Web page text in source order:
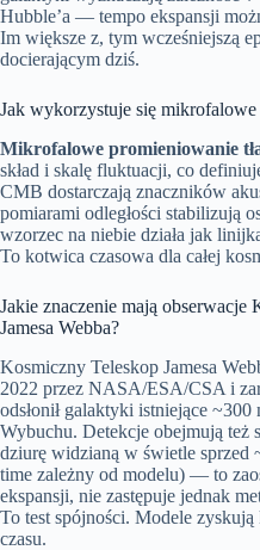
Hubble’a — tempo ekspansji
Im większe z, tym wcześniejszą
docierającym dziś.
Jak wykorzystuje się mikrofalowe
Mikrofalowe promieniowanie
skład i skalę fluktuacji, co
CMB dostarczają znaczników
pomiarami odległości stabilizują
wzorzec na niebie działa jak
To kotwica czasowa dla całej
Jakie znaczenie mają obserwacje
Jamesa Webba?
Kosmiczny Teleskop Jamesa
2022 przez NASA/ESA/CSA i
odsłonił galaktyki istniejące
Wybuchu. Detekcje obejmują też
dziurę widzianą w świetle sprzed
time zależny od modelu) — to
ekspansji, nie zastępuje jednak
To test spójności. Modele
czasu.